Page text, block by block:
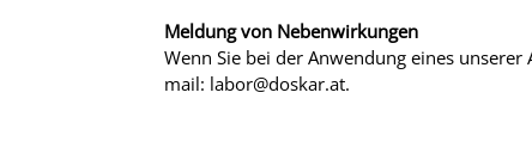
Meldung von Nebenwirkungen
Wenn Sie bei der Anwendung eines
mail: labor@doskar.at.